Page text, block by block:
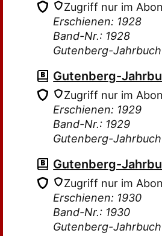
Zugriff nur im
Erschienen: 1928
Band-Nr.: 1928
Gutenberg-Jahrbuch
Gutenberg-
Zugriff nur im
Erschienen: 1929
Band-Nr.: 1929
Gutenberg-Jahrbuch
Gutenberg-
Zugriff nur im
Erschienen: 1930
Band-Nr.: 1930
Gutenberg-Jahrbuch